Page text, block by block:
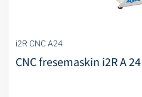
i2R CNC A24
CNC fresemaskin i2R A 24